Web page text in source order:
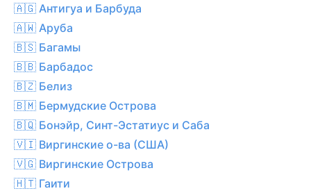
🇦🇬 Антигуа и Барбуда
🇦🇼 Аруба
🇧🇸 Багамы
🇧🇧 Барбадос
🇧🇿 Белиз
🇧🇲 Бермудские Острова
🇧🇶 Бонэйр, Синт-Эстатиус и Саба
🇻🇮 Виргинские о-ва (США)
🇻🇬 Виргинские Острова
🇭🇹 Гаити